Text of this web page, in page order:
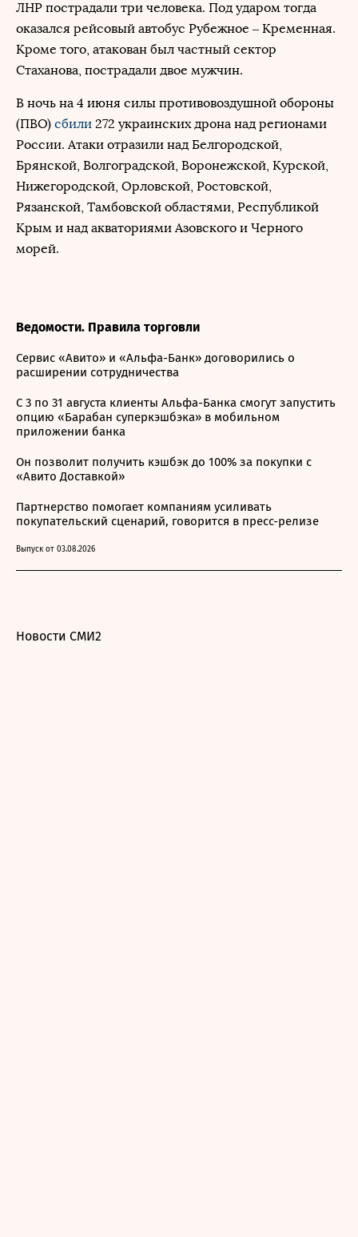
ЛНР пострадали три человека. Под ударом тогда
оказался рейсовый автобус Рубежное – Кременная.
Кроме того, атакован был частный сектор
Стаханова, пострадали двое мужчин.
В ночь на 4 июня силы противовоздушной обороны
(ПВО) сбили 272 украинских дрона над регионами
России. Атаки отразили над Белгородской,
Брянской, Волгоградской, Воронежской, Курской,
Нижегородской, Орловской, Ростовской,
Рязанской, Тамбовской областями, Республикой
Крым и над акваториями Азовского и Черного
морей.
Ведомости. Правила торговли
Сервис «Авито» и «Альфа-Банк» договорились о
расширении сотрудничества
С 3 по 31 августа клиенты Альфа-Банка смогут запустить
опцию «Барабан суперкэшбэка» в мобильном
приложении банка
Он позволит получить кэшбэк до 100% за покупки с
«Авито Доставкой»
Партнерство помогает компаниям усиливать
покупательский сценарий, говорится в пресс-релизе
Выпуск от 03.08.2026
Новости СМИ2